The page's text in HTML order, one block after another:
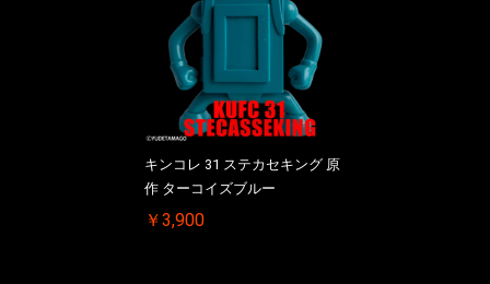
キンコレ 31 ステカセキング 原
作 ターコイズブルー
￥3,900